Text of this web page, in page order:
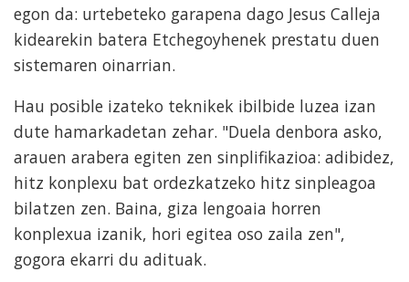
egon da: urtebeteko garapena dago Jesus Calleja
kidearekin batera Etchegoyhenek prestatu duen
sistemaren oinarrian.
Hau posible izateko teknikek ibilbide luzea izan
dute hamarkadetan zehar. "Duela denbora asko,
arauen arabera egiten zen sinplifikazioa: adibidez,
hitz konplexu bat ordezkatzeko hitz sinpleagoa
bilatzen zen. Baina, giza lengoaia horren
konplexua izanik, hori egitea oso zaila zen",
gogora ekarri du adituak.